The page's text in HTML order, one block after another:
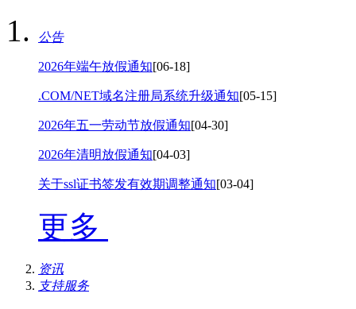
公告
2026年端午放假通知[06-18]
.COM/NET域名注册局系统升级通知[05-15]
2026年五一劳动节放假通知[04-30]
2026年清明放假通知[04-03]
关于ssl证书签发有效期调整通知[03-04]
更多
资讯
支持服务